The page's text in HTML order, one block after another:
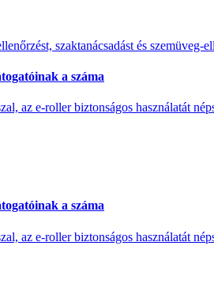
szaktanácsadást és szemüveg-
a száma
az e-roller biztonságos használatát
a száma
az e-roller biztonságos használatát